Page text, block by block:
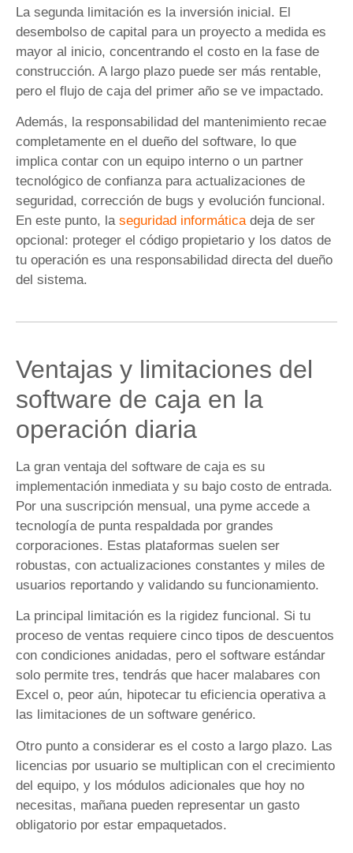
La segunda limitación es la inversión inicial. El
desembolso de capital para un proyecto a medida es
mayor al inicio, concentrando el costo en la fase de
construcción. A largo plazo puede ser más rentable,
pero el flujo de caja del primer año se ve impactado.
Además, la responsabilidad del mantenimiento recae
completamente en el dueño del software, lo que
implica contar con un equipo interno o un partner
tecnológico de confianza para actualizaciones de
seguridad, corrección de bugs y evolución funcional.
En este punto, la seguridad informáticadeja de ser
opcional: proteger el código propietario y los datos de
tu operación es una responsabilidad directa del dueño
del sistema.
Ventajas y limitaciones del
software de caja en la
operación diaria
La gran ventaja del software de caja es su
implementación inmediata y su bajo costo de entrada.
Por una suscripción mensual, una pyme accede a
tecnología de punta respaldada por grandes
corporaciones. Estas plataformas suelen ser
robustas, con actualizaciones constantes y miles de
usuarios reportando y validando su funcionamiento.
La principal limitación es la rigidez funcional. Si tu
proceso de ventas requiere cinco tipos de descuentos
con condiciones anidadas, pero el software estándar
solo permite tres, tendrás que hacer malabares con
Excel o, peor aún, hipotecar tu eficiencia operativa a
las limitaciones de un software genérico.
Otro punto a considerar es el costo a largo plazo. Las
licencias por usuario se multiplican con el crecimiento
del equipo, y los módulos adicionales que hoy no
necesitas, mañana pueden representar un gasto
obligatorio por estar empaquetados.